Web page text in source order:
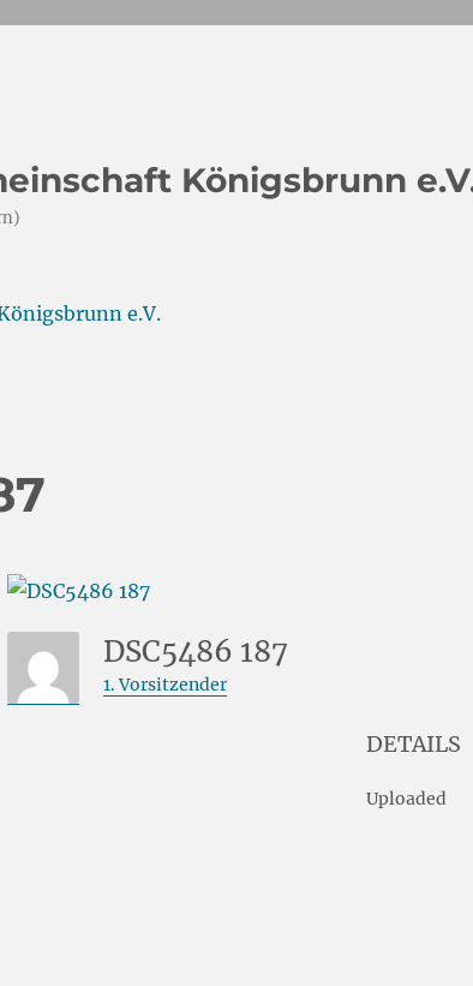
Königsbrunn
DSC5486 187
1. Vorsitzender
DETAILS
Uploaded